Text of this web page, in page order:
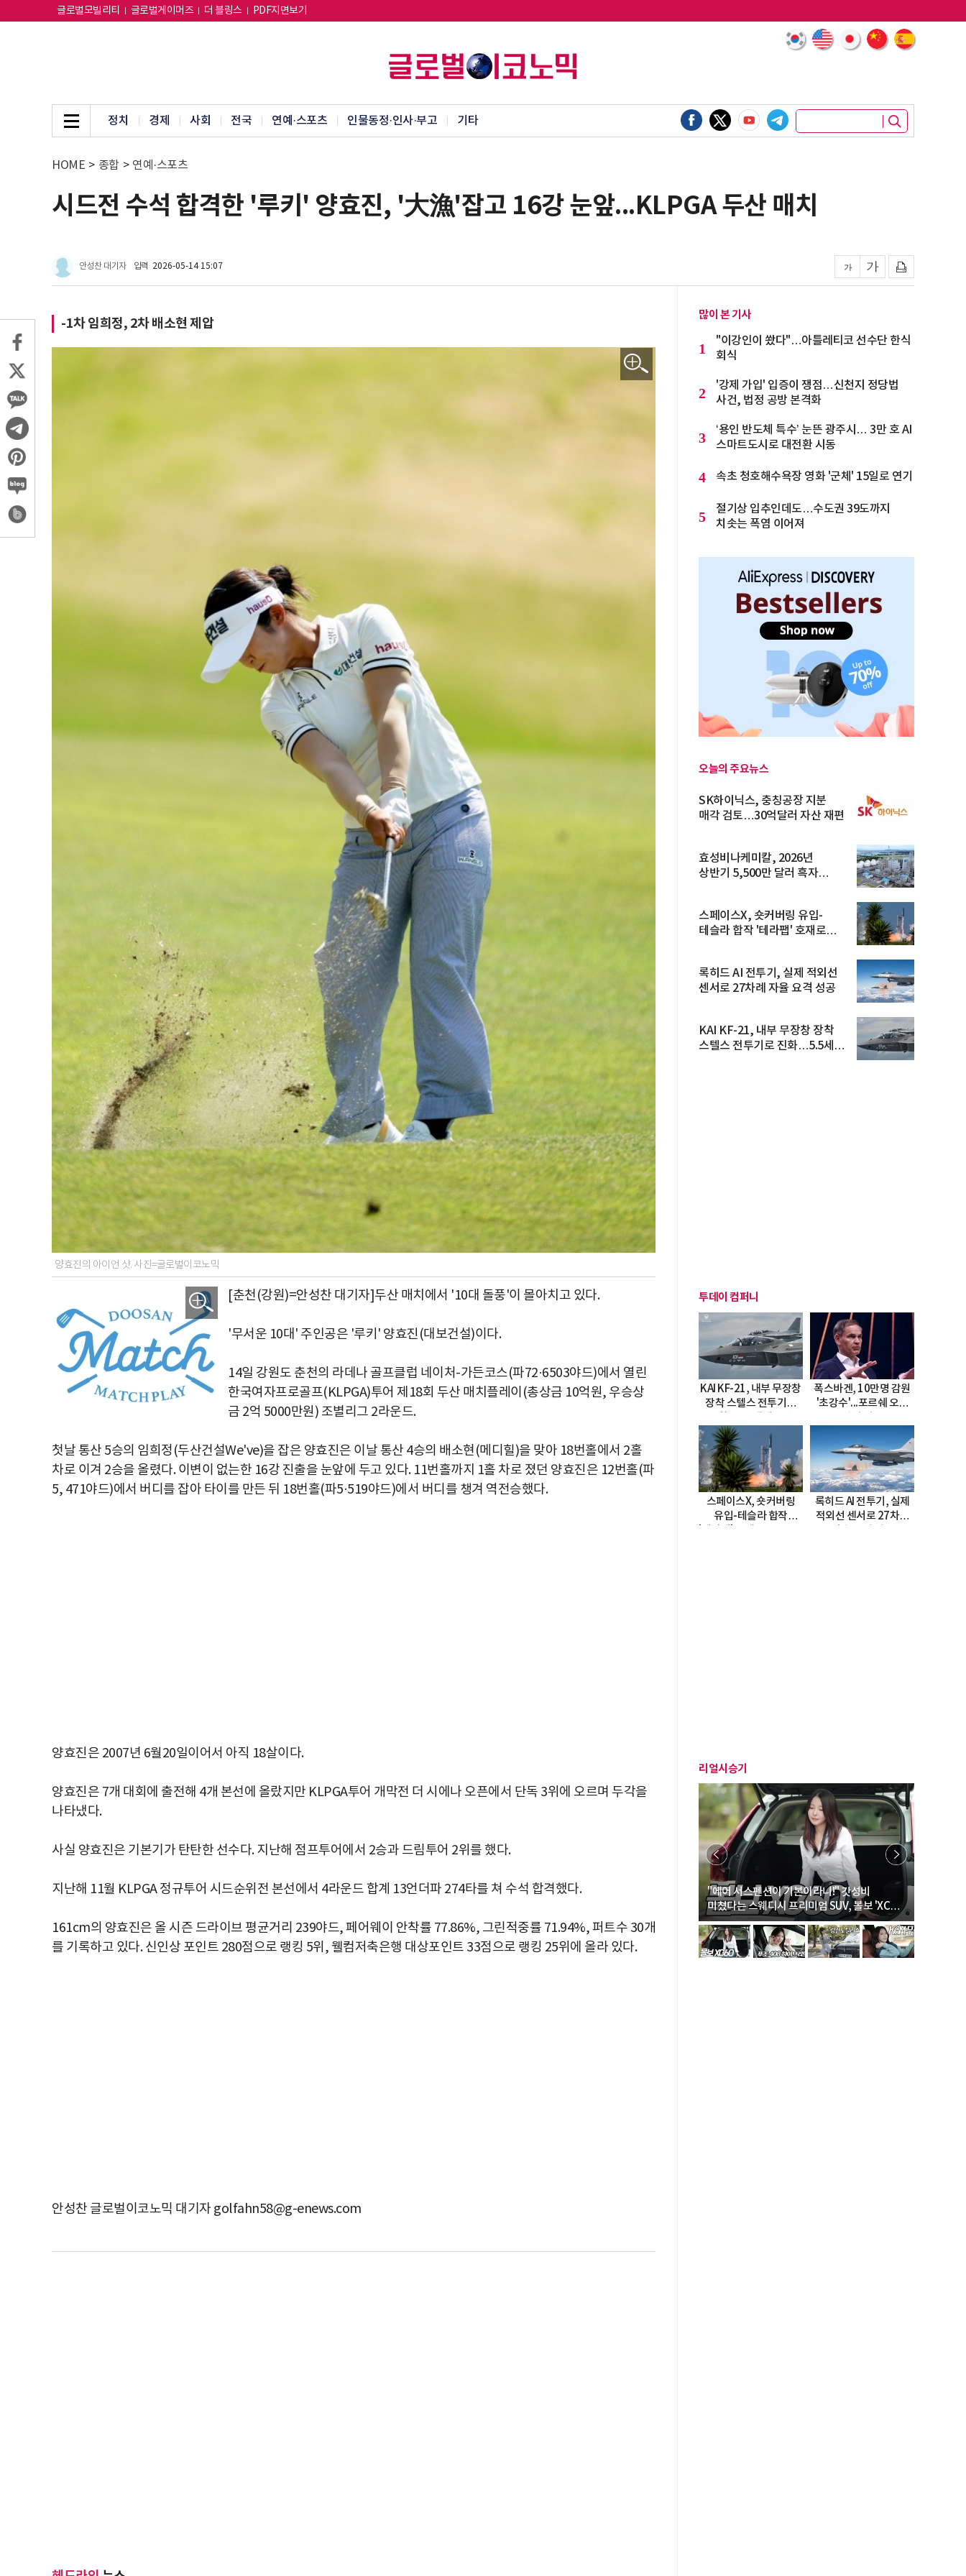
글로벌모빌리티 글로벌게이머즈 더 블링스 PDF지면보기
정치 경제 사회 전국 연예·스포츠 인물동정·인사·부고 기타
HOME > 종합 > 연예·스포츠
시드전 수석 합격한 '루키' 양효진, '大漁'잡고 16강 눈앞...KLPGA 두산 매치
안성찬 대기자 입력 2026-05-14 15:07
-1차 임희정, 2차 배소현 제압
양효진의 아이언 샷. 사진=글로벌이코노믹
[춘천(강원)=안성찬 대기자]두산 매치에서 '10대 돌풍'이 몰아치고 있다.
'무서운 10대' 주인공은 '루키' 양효진(대보건설)이다.
14일 강원도 춘천의 라데나 골프클럽 네이처-가든코스(파72·6503야드)에서 열린
한국여자프로골프(KLPGA)투어 제18회 두산 매치플레이(총상금 10억원, 우승상
금 2억 5000만원) 조별리그 2라운드.
첫날 통산 5승의 임희정(두산건설We've)을 잡은 양효진은 이날 통산 4승의 배소현(메디힐)을 맞아 18번홀에서 2홀
차로 이겨 2승을 올렸다. 이변이 없는한 16강 진출을 눈앞에 두고 있다. 11번홀까지 1홀 차로 졌던 양효진은 12번홀(파
5, 471야드)에서 버디를 잡아 타이를 만든 뒤 18번홀(파5·519야드)에서 버디를 챙겨 역전승했다.
양효진은 2007년 6월20일이어서 아직 18살이다.
양효진은 7개 대회에 출전해 4개 본선에 올랐지만 KLPGA투어 개막전 더 시에나 오픈에서 단독 3위에 오르며 두각을
나타냈다.
사실 양효진은 기본기가 탄탄한 선수다. 지난해 점프투어에서 2승과 드림투어 2위를 했다.
지난해 11월 KLPGA 정규투어 시드순위전 본선에서 4라운드 합계 13언더파 274타를 쳐 수석 합격했다.
161cm의 양효진은 올 시즌 드라이브 평균거리 239야드, 페어웨이 안착률 77.86%, 그린적중률 71.94%, 퍼트수 30개
를 기록하고 있다. 신인상 포인트 280점으로 랭킹 5위, 웰컴저축은행 대상포인트 33점으로 랭킹 25위에 올라 있다.
안성찬 글로벌이코노믹 대기자 golfahn58@g-enews.com
많이 본 기사
1
"이강인이 쐈다"…아틀레티코 선수단 한식
회식
2
'강제 가입' 입증이 쟁점…신천지 정당법
사건, 법정 공방 본격화
3
‘용인 반도체 특수’ 눈뜬 광주시… 3만 호 AI
스마트도시로 대전환 시동
4 속초 청호해수욕장 영화 '군체' 15일로 연기
5
절기상 입추인데도…수도권 39도까지
치솟는 폭염 이어져
오늘의 주요뉴스
SK하이닉스, 충칭공장 지분
매각 검토…30억달러 자산 재편
효성비나케미칼, 2026년
상반기 5,500만 달러 흑자
스페이스X, 숏커버링 유입-
테슬라 합작 '테라팹' 호재로
록히드 AI 전투기, 실제 적외선
센서로 27차례 자율 요격 성공
KAI KF-21, 내부 무장창 장착
스텔스 전투기로 진화…5.5세대
투데이 컴퍼니
KAI KF-21, 내부 무장창
장착 스텔스 전투기로
폭스바겐, 10만명 감원
'초강수'...포르쉐 오너
스페이스X, 숏커버링
유입-테슬라 합작
록히드 AI 전투기, 실제
적외선 센서로 27차례
리얼시승기
박지수 아나운서가 타본 ‘전설의 무쏘’… “여성·
"에어 서스펜션이 기본이라니!" 갓성비
미쳤다는 스웨디시 프리미엄 SUV, 볼보 'XC60
B5 울트라'